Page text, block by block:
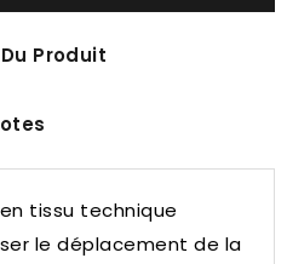
Produit
tissu technique
le déplacement de la